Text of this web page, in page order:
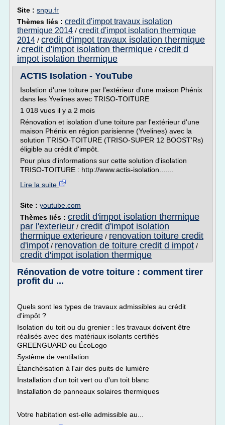
Site : snpu.fr
Thèmes liés : credit d'impot travaux isolation
thermique 2014 / credit d'impot isolation thermique
2014 / credit d'impot travaux isolation thermique
/ credit d'impot isolation thermique / credit d
impot isolation thermique
ACTIS Isolation - YouTube
Isolation d'une toiture par l'extérieur d'une maison Phénix
dans les Yvelines avec TRISO-TOITURE
1 018 vues il y a 2 mois
Rénovation et isolation d'une toiture par l'extérieur d'une
maison Phénix en région parisienne (Yvelines) avec la
solution TRISO-TOITURE (TRISO-SUPER 12 BOOST'Rs)
éligible au crédit d'impôt.
Pour plus d'informations sur cette solution d'isolation
TRISO-TOITURE : http://www.actis-isolation.......
Lire la suite
Site : youtube.com
Thèmes liés : credit d'impot isolation thermique
par l'exterieur / credit d'impot isolation
thermique exterieure / renovation toiture credit
d'impot / renovation de toiture credit d impot /
credit d'impot isolation thermique
Rénovation de votre toiture : comment tirer
profit du ...
Quels sont les types de travaux admissibles au crédit
d'impôt ?
Isolation du toit ou du grenier : les travaux doivent être
réalisés avec des matériaux isolants certifiés
GREENGUARD ou ÉcoLogo
Système de ventilation
Étanchéisation à l'air des puits de lumière
Installation d'un toit vert ou d'un toit blanc
Installation de panneaux solaires thermiques
Votre habitation est-elle admissible au...